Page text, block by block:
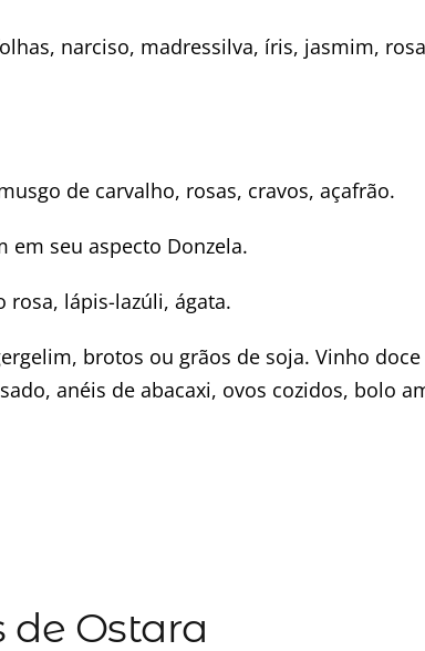
narciso, madressilva, íris, jasmim,
de carvalho, rosas, cravos, açafrão.
em seu aspecto Donzela.
rosa, lápis-lazúli, ágata.
brotos ou grãos de soja. Vinho
anéis de abacaxi, ovos cozidos, bolo
de Ostara